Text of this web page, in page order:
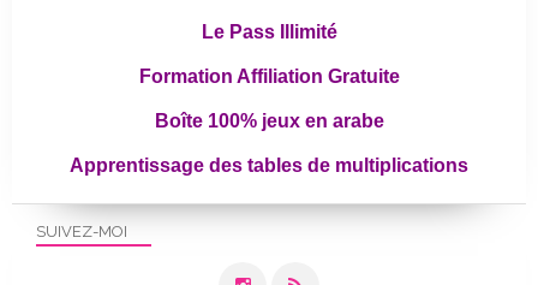
SUIVEZ-MOI
Le Pass Illimité
Formation Affiliation Gratuite
Boîte 100% jeux en arabe
Apprentissage des tables de multiplications